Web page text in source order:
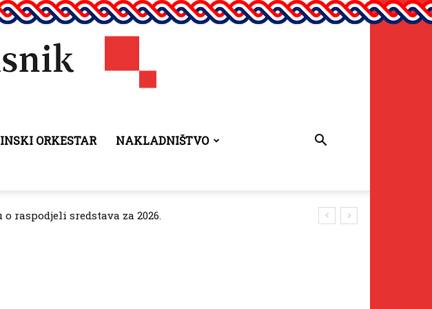
ORKESTAR NAKLADNIŠTVO
raspodjeli sredstava za 2026.